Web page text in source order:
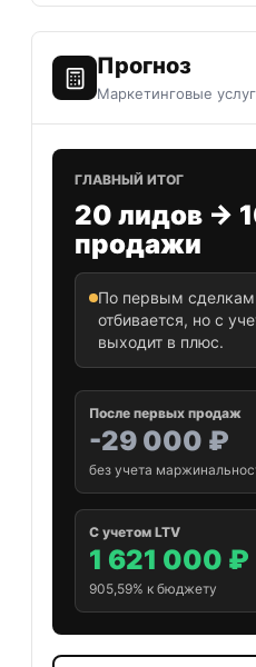
Прогноз
Маркетинговые
ГЛАВНЫЙ ИТОГ
20 лидов →
продажи
По первым
отбивается, но с
выходит в плюс.
После первых продаж
-29 000 ₽
без учета
С учетом LTV
1 621 000 ₽
905,59% к бюджету